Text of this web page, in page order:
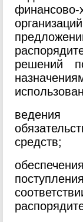
финансово-
решений
средств;